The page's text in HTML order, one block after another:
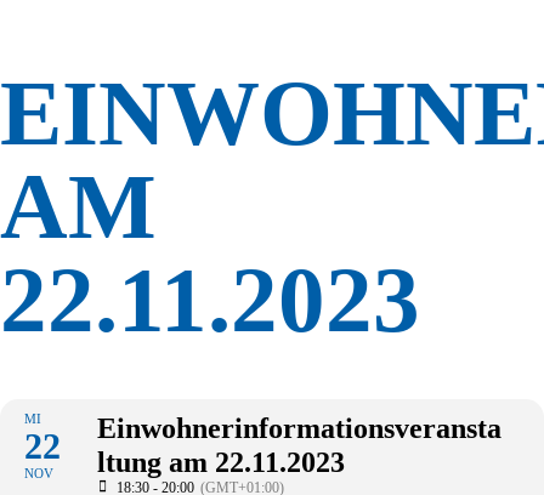
AM
22.11.2023
MI
22
NOV
Einwohnerinformationsveransta
ltung am 22.11.2023
18:30 - 20:00 (GMT+01:00)